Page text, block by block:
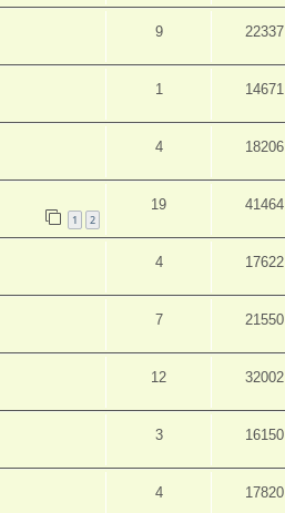
9 22337
1 14671
4 18206
1 2
19 41464
4 17622
7 21550
12 32002
3 16150
4 17820